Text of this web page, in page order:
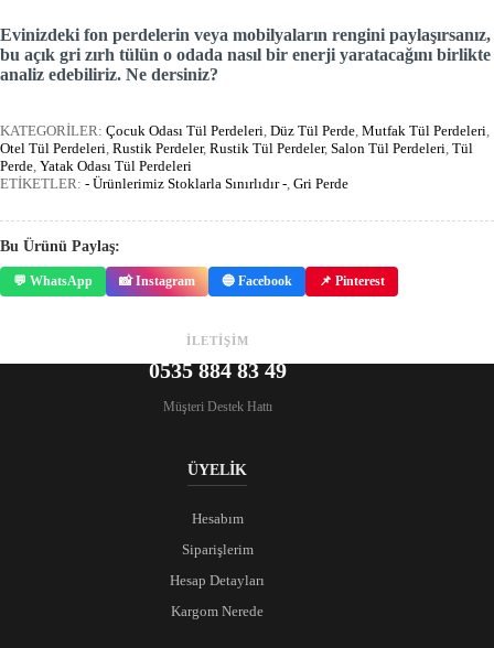
Evinizdeki fon perdelerin veya mobilyaların rengini paylaşırsanız,
bu açık gri zırh tülün o odada nasıl bir enerji yaratacağını birlikte
analiz edebiliriz. Ne dersiniz?
KATEGORİLER: Çocuk Odası Tül Perdeleri, Düz Tül Perde, Mutfak Tül Perdeleri,
Otel Tül Perdeleri, Rustik Perdeler, Rustik Tül Perdeler, Salon Tül Perdeleri, Tül
Perde, Yatak Odası Tül Perdeleri
ETİKETLER: - Ürünlerimiz Stoklarla Sınırlıdır -, Gri Perde
Bu Ürünü Paylaş:
💬 WhatsApp 📸 Instagram 🔵 Facebook 📌 Pinterest
İLETİŞİM
0535 884 83 49
Müşteri Destek Hattı
ÜYELİK
Hesabım
Siparişlerim
Hesap Detayları
Kargom Nerede